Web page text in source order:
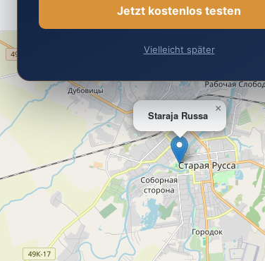
Staraja Russa
×
Jetzt kostenlos testen
Vielleicht später